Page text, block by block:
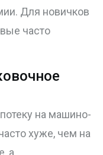
Для новичков
часто
на машино-
хуже, чем на